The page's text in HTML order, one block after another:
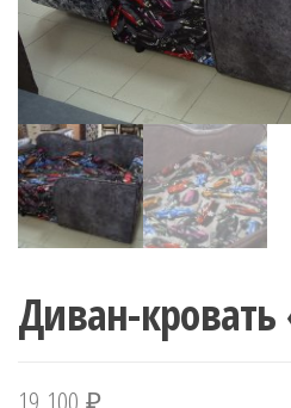
Диван-кровать